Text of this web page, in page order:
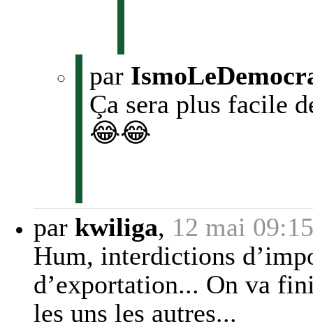
par
Ça sera plus facile
😂😂
par kwiliga, 12 mai 09:15
Hum, interdictions
d’exportation... On va
les uns les autres...